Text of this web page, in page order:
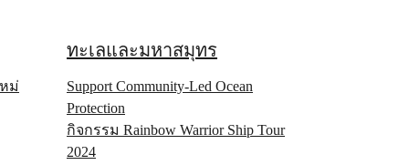
ม่
ทะเลและมหาสมุทร
Support Community-Led Ocean
Protection
กิจกรรม Rainbow Warrior Ship Tour
2024